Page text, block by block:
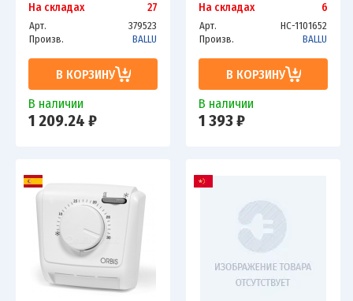
На складах 27
Арт.
379523
Произв.
BALLU
В КОРЗИНУ
В наличии
1 209.24 ₽
На складах 6
Арт.
НС-1101652
Произв.
BALLU
В КОРЗИНУ
В наличии
1 393 ₽